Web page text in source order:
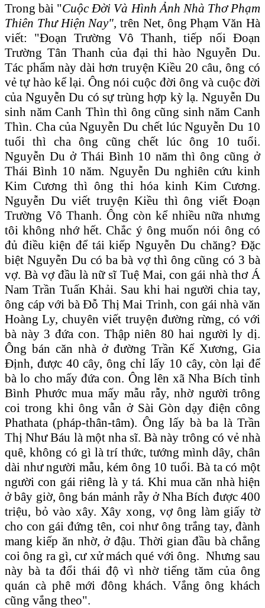
Trong bài "Cuộc Đời Và Hình Ảnh Nhà Thơ Phạm
Thiên Thư Hiện Nay",trên Net, ông Phạm Văn Hà
viết: "Đoạn Trường Vô Thanh, tiếp nối Đoạn
Trường Tân Thanh của đại thi hào Nguyễn Du.
Tác phẩm này dài hơn truyện Kiều 20 câu, ông có
vẻ tự hào kể lại. Ông nói cuộc đời ông và cuộc đời
của Nguyễn Du có sự trùng hợp kỳ lạ. Nguyễn Du
sinh năm Canh Thìn thì ông cũng sinh năm Canh
Thìn. Cha của Nguyễn Du chết lúc Nguyễn Du 10
tuổi thì cha ông cũng chết lúc ông 10 tuổi.
Nguyễn Du ở Thái Bình 10 năm thì ông cũng ở
Thái Bình 10 năm. Nguyễn Du nghiên cứu kinh
Kim Cương thì ông thi hóa kinh Kim Cương.
Nguyễn Du viết truyện Kiều thì ông viết Đoạn
Trường Vô Thanh. Ông còn kể nhiều nữa nhưng
tôi không nhớ hết. Chắc ý ông muốn nói ông có
đủ điều kiện để tái kiếp Nguyễn Du chăng? Đặc
biệt Nguyễn Du có ba bà vợ thì ông cũng có 3 bà
vợ. Bà vợ đầu là nữ sĩ Tuệ Mai, con gái nhà thơ Á
Nam Trần Tuấn Khải. Sau khi hai người chia tay,
ông cáp với bà Đỗ Thị Mai Trinh, con gái nhà văn
Hoàng Ly, chuyên viết truyện đường rừng, có với
bà này 3 đứa con. Thập niên 80 hai người ly dị.
Ông bán căn nhà ở đường Trần Kế Xương, Gia
Định, được 40 cây, ông chỉ lấy 10 cây, còn lại để
bà lo cho mấy đứa con. Ông lên xã Nha Bích tỉnh
Bình Phước mua mấy mẫu rẫy, nhờ người trông
coi trong khi ông vẫn ở Sài Gòn dạy điện công
Phathata (pháp-thân-tâm). Ông lấy bà ba là Trần
Thị Như Báu là một nha sĩ. Bà này trông có vẻ nhà
quê, không có gì là trí thức, tướng mình dây, chân
dài như người mẫu, kém ông 10 tuổi. Bà ta có một
người con gái riêng là y tá. Khi mua căn nhà hiện
ở bây giờ, ông bán mảnh rẫy ở Nha Bích được 400
triệu, bỏ vào xây. Xây xong, vợ ông làm giấy tờ
cho con gái đứng tên, coi như ông trắng tay, đành
mang kiếp ăn nhờ, ở đậu. Thời gian đầu bà chẳng
coi ông ra gì, cư xử mách qué với ông. Nhưng sau
này bà ta đổi thái độ vì nhờ tiếng tăm của ông
quán cà phê mới đông khách. Vắng ông khách
cũng vắng theo".